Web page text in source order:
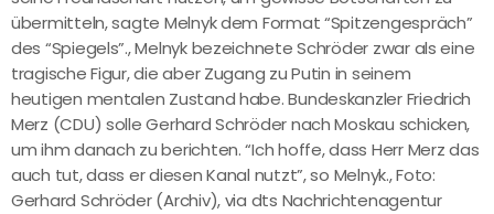
übermitteln, sagte Melnyk dem Format “Spitzengespräch”
des “Spiegels”., Melnyk bezeichnete Schröder zwar als eine
tragische Figur, die aber Zugang zu Putin in seinem
heutigen mentalen Zustand habe. Bundeskanzler Friedrich
Merz (CDU) solle Gerhard Schröder nach Moskau schicken,
um ihm danach zu berichten. “Ich hoffe, dass Herr Merz das
auch tut, dass er diesen Kanal nutzt”, so Melnyk., Foto:
Gerhard Schröder (Archiv), via dts Nachrichtenagentur